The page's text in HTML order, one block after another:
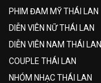
PHIM ĐAM MỸ THÁI LAN
DIỄN VIÊN NỮ THÁI LAN
DIỄN VIÊN NAM THÁI LAN
COUPLE THÁI LAN
NHÓM NHẠC THÁI LAN